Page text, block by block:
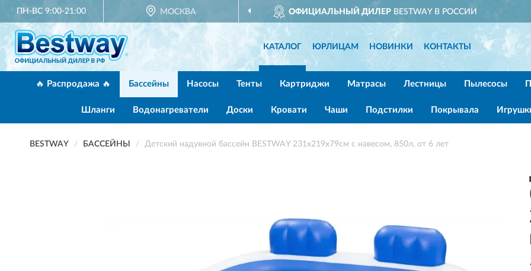
ПН-ВС 9:00-21:00 МОСКВА
ОФИЦИАЛЬНЫЙ ДИЛЕРBESTWAY В РОССИИ ДОСТАВИМ
КАТАЛОГ ЮРЛИЦАМ НОВИНКИ КОНТАКТЫ
🔥 Распродажа 🔥 Бассейны Насосы Тенты Картриджи Матрасы Лестницы Пылесосы
Шланги Водонагреватели Доски Кровати Чаши Подстилки Покрывала
BESTWAY БАССЕЙНЫ Детский надувной бассейн BESTWAY 231х219х79см с навесом, 850л, от 6 лет